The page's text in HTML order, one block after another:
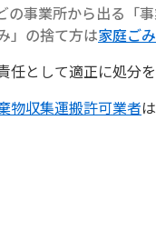
事業所から出る「
」の捨て方は家庭ご
任として適正に処分
物収集運搬許可業者